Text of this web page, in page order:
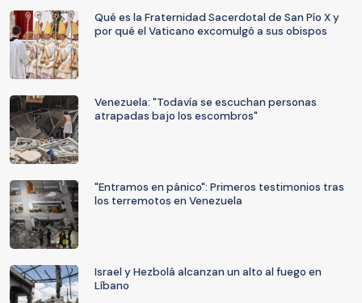
Qué es la Fraternidad Sacerdotal de San Pío X y
por qué el Vaticano excomulgó a sus obispos
Venezuela: "Todavía se escuchan personas
atrapadas bajo los escombros"
"Entramos en pánico": Primeros testimonios tras
los terremotos en Venezuela
Israel y Hezbolá alcanzan un alto al fuego en
Líbano